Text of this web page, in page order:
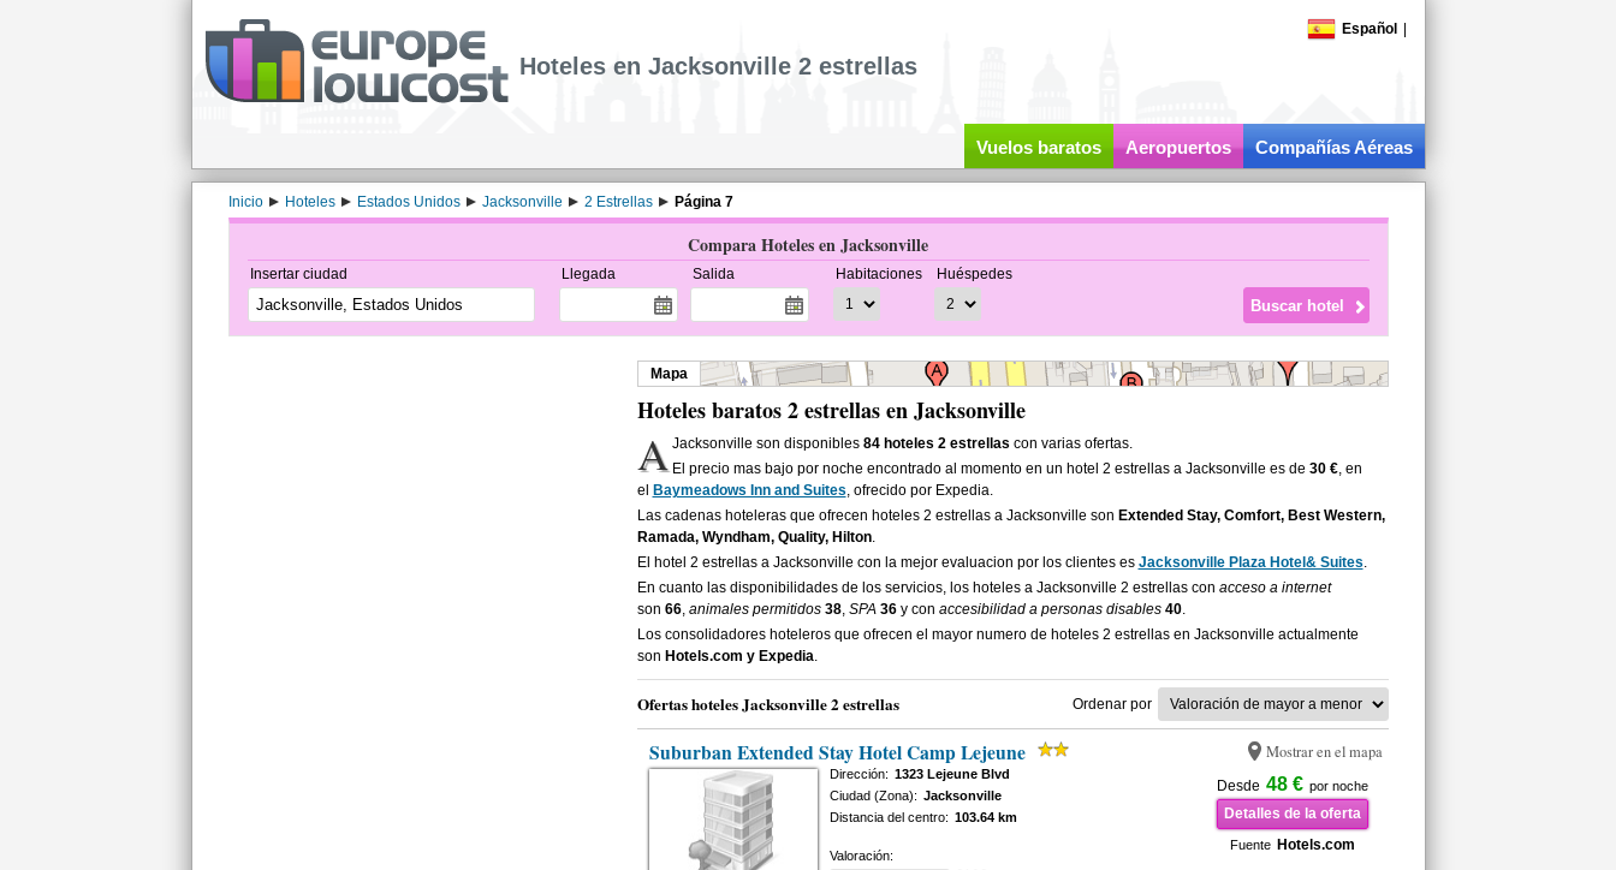
Español
Hoteles en Jacksonville 2 estrellas
Vuelos baratos Aeropuertos Compañías Aéreas
Inicio Hoteles Estados Unidos Jacksonville 2 Estrellas Página 7
Compara Hoteles en Jacksonville
Insertar ciudad Llegada Salida Habitaciones Huéspedes
Mapa
Hoteles baratos 2 estrellas en Jacksonville
A Jacksonville son disponibles84 hoteles 2 estrellas con varias ofertas.
El precio mas bajo por noche encontrado al momento en un hotel 2 estrellas a Jacksonville es de30 €, en
el
Baymeadows Inn and Suites, ofrecido por Expedia.
Las cadenas hoteleras que ofrecen hoteles 2 estrellas a Jacksonville son Extended Stay, Comfort, Best Western,
Ramada, Wyndham, Quality, Hilton.
El hotel 2 estrellas a Jacksonville con la mejor evaluacion por los clientes es Jacksonville Plaza Hotel& Suites.
En cuanto las disponibilidades de los servicios, los hoteles a Jacksonville 2 estrellas con acceso a internet
son 66, animales permitidos 38, SPA 36y con accesibilidad a personas disables 40.
Los consolidadores hoteleros que ofrecen el mayor numero de hoteles 2 estrellas en Jacksonville actualmente
son Hotels.com y Expedia.
Ofertas hoteles Jacksonville 2 estrellas Ordenar por
Suburban Extended Stay Hotel Camp Lejeune Mostrar en el mapa
Desde 48 € por noche
Detalles de la oferta
Fuente Hotels.com
Dirección: 1323 Lejeune Blvd
Ciudad (Zona): Jacksonville
Distancia del centro: 103.64 km
Valoración: